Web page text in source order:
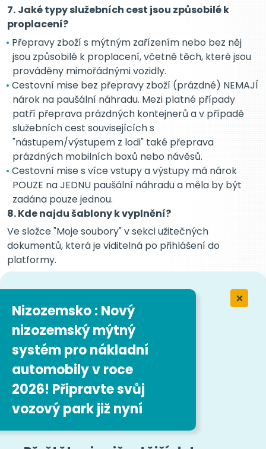
Nizozemsko : Nový
nizozemský mýtný
systém pro nákladní
automobily v roce
2026! Připravte svůj
vozový park již nyní
7. Jaké typy služebních cest jsou způsobilé k
proplacení?
Přepravy zboží s mýtným zařízením nebo bez něj
jsou způsobilé k proplacení, včetně těch, které jsou
prováděny mimořádnými vozidly.
Cestovní mise bez přepravy zboží (prázdné) NEMAJÍ
nárok na paušální náhradu. Mezi platné případy
patří přeprava prázdných kontejnerů a v případě
služebních cest souvisejících s
"nástupem/výstupem z lodi" také přeprava
prázdných mobilních boxů nebo návěsů.
Cestovní mise s více vstupy a výstupy má nárok
POUZE na JEDNU paušální náhradu a měla by být
zadána pouze jednou.
8. Kde najdu šablony k vyplnění?
Ve složce "Moje soubory" v sekci užitečných
dokumentů, která je viditelná po přihlášení do
platformy.
cestovní misi?
Odkazy na dokumenty je třeba nahrát pouze ve
formuláři aplikace Excel. Fyzické dokumenty musí
žadatel uchovávat a na žádost příslušných
kontrolních orgánů (např. agenzia dell'entrate) je
poskytnout.
10. Jaké údaje by měly být uvedeny v
dokumentech osvědčujících misi?
Počátek a cíl cesty
Typ přepravovaného zboží
SPZ vozidla nebo návěsu